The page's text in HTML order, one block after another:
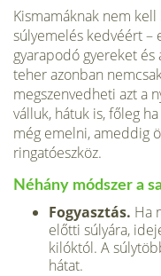
Kismamáknak nem
súlyemelés kedvéért –
gyarapodó gye­reket
teher azonban
megszenvedheti azt a
válluk, hátuk is, főleg
még emelni, ameddig
ringatóeszköz.
Néhány módszer a
Fogyasztás. Ha
előtti súlyára,
kilóktól. A
hátat.